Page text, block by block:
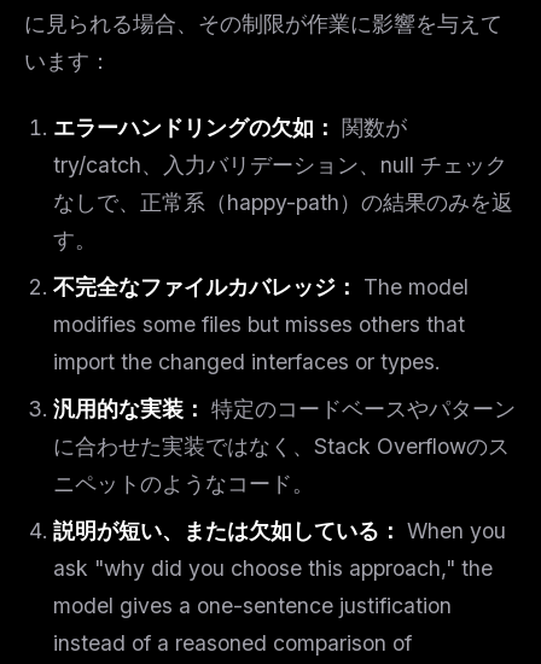
に見られる場合、その制限が作業に影響を与えて
います：
エラーハンドリングの欠如： 関数が
try/catch、入力バリデーション、null チェック
なしで、正常系（happy-path）の結果のみを返
す。
不完全なファイルカバレッジ：
The model
modifies some files but misses others that
import the changed interfaces or types.
汎用的な実装： 特定のコードベースやパターン
に合わせた実装ではなく、Stack Overflowのス
ニペットのようなコード。
説明が短い、または欠如している： When you
ask "why did you choose this approach," the
model gives a one-sentence justification
instead of a reasoned comparison of